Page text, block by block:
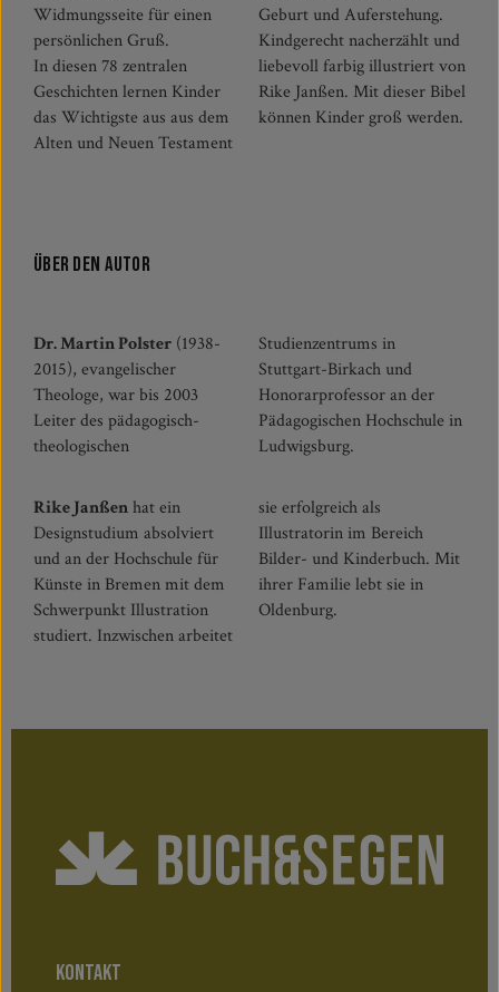
Widmungsseite für einen
persönlichen Gruß.
In diesen 78 zentralen
Geschichten lernen Kinder
das Wichtigste aus aus dem
Alten und Neuen Testament
Geburt und Auferstehung.
Kindgerecht nacherzählt und
liebevoll farbig illustriert von
Rike Janßen. Mit dieser Bibel
können Kinder groß werden.
Über den Autor
Dr. Martin Polster (1938-
2015), evangelischer
Theologe, war bis 2003
Leiter des pädagogisch-
theologischen
Studienzentrums in
Stuttgart-Birkach und
Honorarprofessor an der
Pädagogischen Hochschule in
Ludwigsburg.
Rike Janßenhat ein
Designstudium absolviert
und an der Hochschule für
Künste in Bremen mit dem
Schwerpunkt Illustration
studiert. Inzwischen arbeitet
sie erfolgreich als
Illustratorin im Bereich
Bilder- und Kinderbuch. Mit
ihrer Familie lebt sie in
Oldenburg.
KONTAKT